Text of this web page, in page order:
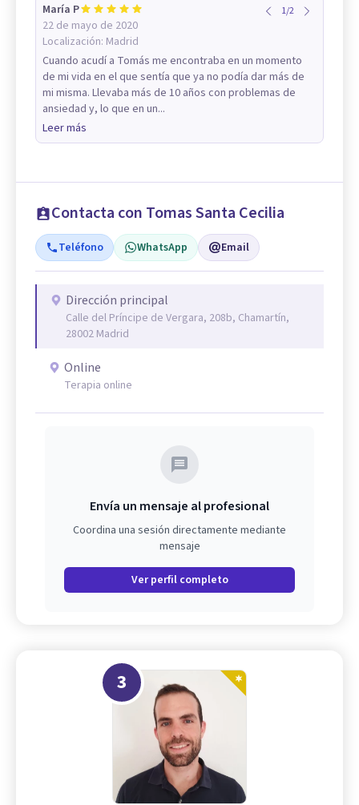
María P
22 de mayo de 2020
Localización: Madrid
1/2
Cuando acudí a Tomás me encontraba en un momento
de mi vida en el que sentía que ya no podía dar más de
mi misma. Llevaba más de 10 años con problemas de
ansiedad y, lo que en un...
Leer más
Contacta con Tomas Santa Cecilia
Teléfono WhatsApp Email
Dirección principal
Calle del Príncipe de Vergara, 208b, Chamartín,
28002 Madrid
Online
Terapia online
Envía un mensaje al profesional
Coordina una sesión directamente mediante
mensaje
Ver perfil completo
3